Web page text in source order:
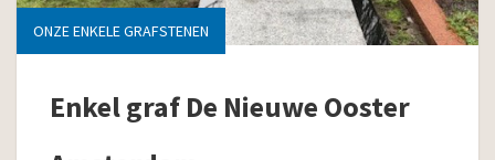
ONZE ENKELE GRAFSTENEN
Enkel graf De Nieuwe Ooster